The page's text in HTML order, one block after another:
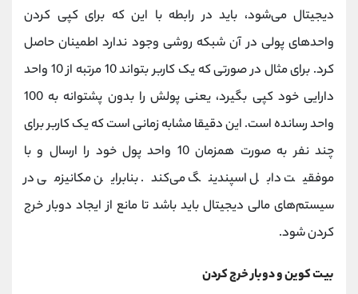
دیجیتال می‌شود، باید در رابطه با این که برای کپی کردن
واحد‌های پولی در آن شبکه روشی وجود ندارد اطمینان حاصل
کرد. برای مثال در صورتی که یک کاربر بتواند 10 مرتبه از 10 واحد
دارایی خود کپی بگیرد، یعنی پولش را بدون پشتوانه به 100
واحد رسانده است. این دقیقا مشابه زمانی است که یک کاربر برای
چند نفر به صورت همزمان 10 واحد پول خود را ارسال و با
موفقیت دابل اسپندینگ می‌کند. بنابراین مکانیزمی در
سیستم‌های مالی دیجیتال باید باشد تا مانع از ایجاد دوبار خرج
کردن شود.
بیت کوین و دوبار خرج کردن